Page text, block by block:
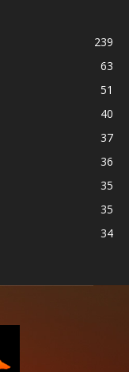
239
63
51
40
37
36
35
35
34